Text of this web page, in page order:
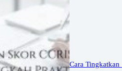
Cara